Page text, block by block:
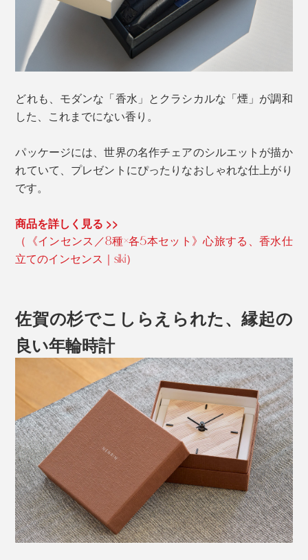
どれも、モダンな「香水」とクラシカルな「煙」が調和
した、これまでにない香り。
パッケージには、世界の名作チェアのシルエットが描か
れていて、プレゼントにぴったりなおしゃれな仕上がり
です。
商品を詳しく見る >>
（《インセンス／8種×各5本セット》心旅する、香水仕
立てのインセンス｜siki）
佐賀の杉でこしらえられた、縁起の
良い年輪時計